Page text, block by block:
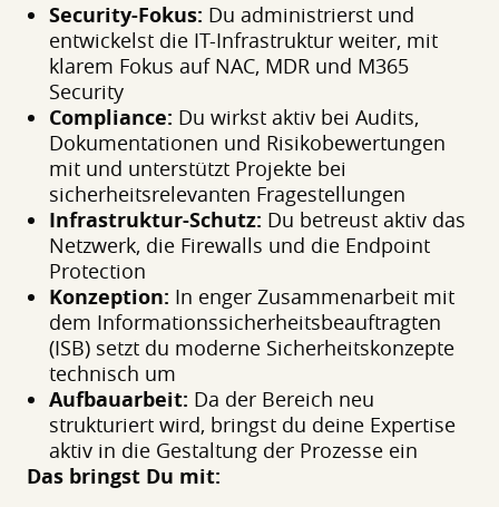
Security-Fokus: Du administrierst und
entwickelst die IT-Infrastruktur weiter, mit
klarem Fokus auf NAC, MDR und M365
Security
Compliance: Du wirkst aktiv bei Audits,
Dokumentationen und Risikobewertungen
mit und unterstützt Projekte bei
sicherheitsrelevanten Fragestellungen
Infrastruktur-Schutz: Du betreust aktiv das
Netzwerk, die Firewalls und die Endpoint
Protection
Konzeption: In enger Zusammenarbeit mit
dem Informationssicherheitsbeauftragten
(ISB) setzt du moderne Sicherheitskonzepte
technisch um
Aufbauarbeit: Da der Bereich neu
strukturiert wird, bringst du deine Expertise
aktiv in die Gestaltung der Prozesse ein
Das bringst Du mit: